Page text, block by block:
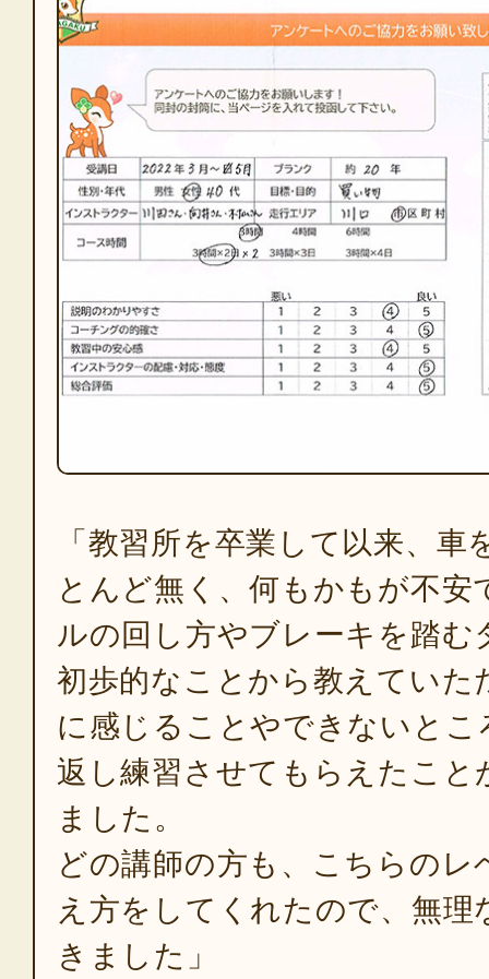
「教習所を卒業して以来、
とんど無く、何もかもが不安
ルの回し方やブレーキを踏む
初歩的なことから教えていた
に感じることやできないとこ
返し練習させてもらえたこと
ました。
どの講師の方も、こちらのレ
え方をしてくれたので、無理
きました」